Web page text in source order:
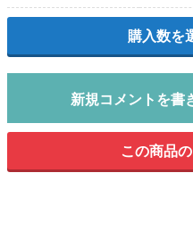
新規コメントを書